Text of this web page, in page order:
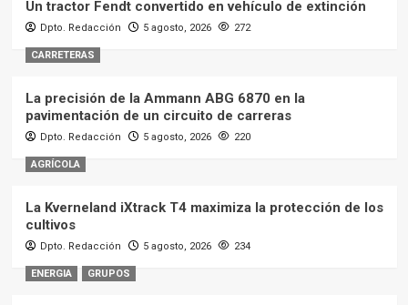
Un tractor Fendt convertido en vehículo de extinción
Dpto. Redacción 5 agosto, 2026 272
CARRETERAS
La precisión de la Ammann ABG 6870 en la
pavimentación de un circuito de carreras
Dpto. Redacción 5 agosto, 2026 220
AGRÍCOLA
La Kverneland iXtrack T4 maximiza la protección de los
cultivos
Dpto. Redacción 5 agosto, 2026 234
ENERGIA GRUPOS